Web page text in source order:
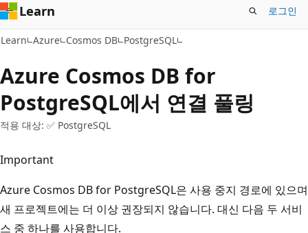
Learn 로그인
Learn Azure Cosmos DB PostgreSQL
Azure Cosmos DB for
PostgreSQL에서 연결 풀링
적용 대상: ✅ PostgreSQL
Important
Azure Cosmos DB for PostgreSQL은 사용 중지 경로에 있으며
새 프로젝트에는 더 이상 권장되지 않습니다. 대신 다음 두 서비
스 중 하나를 사용합니다.